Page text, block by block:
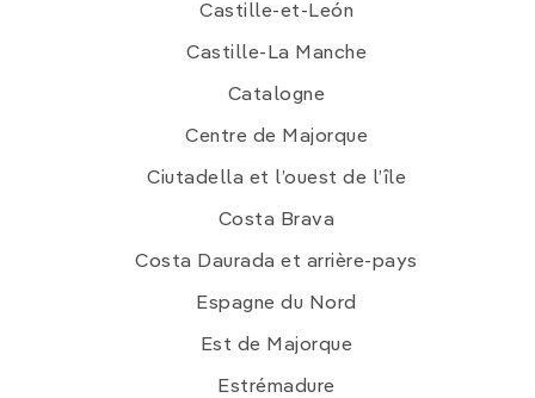
Castille-et-León
Castille-La Manche
Catalogne
Centre de Majorque
Ciutadella et l’ouest de l’île
Costa Brava
Costa Daurada et arrière-pays
Espagne du Nord
Est de Majorque
Estrémadure